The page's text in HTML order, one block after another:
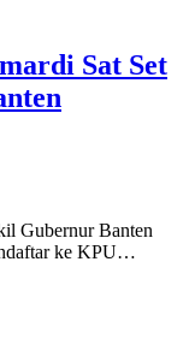
Sat Set
Gubernur Banten
ke KPU…